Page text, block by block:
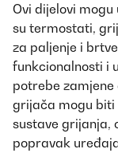
Ovi dijelovi
su termostati,
za paljenje i
funkcionalnosti i
potrebe
grijača mogu biti
sustave grijanja,
popravak